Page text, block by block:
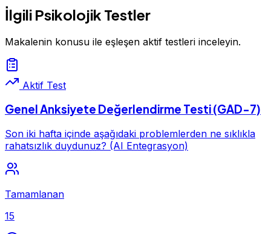
İlgili Psikolojik Testler
Makalenin konusu ile eşleşen aktif testleri inceleyin.
Aktif Test
Genel Anksiyete Değerlendirme Testi (GAD-7)
Son iki hafta içinde aşağıdaki problemlerden ne sıklıkla
rahatsızlık duydunuz? (AI Entegrasyon)
Tamamlanan
15